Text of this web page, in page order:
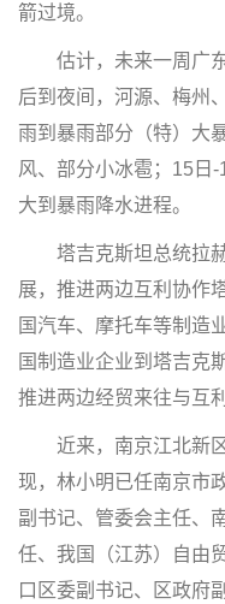
箭过境。
估计，未来一周广东
后到夜间，河源、梅州
雨到暴雨部分（特）大
风、部分小冰雹；15日
大到暴雨降水进程。
塔吉克斯坦总统拉赫
展，推进两边互利协作
国汽车、摩托车等制造
国制造业企业到塔吉克
推进两边经贸来往与互
近来，南京江北新区
现，林小明已任南京市
副书记、管委会主任、
任、我国（江苏）自由
口区委副书记、区政府